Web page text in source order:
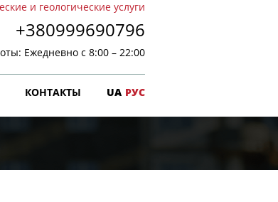
и геологические услуги
+380999690796
Ежедневно с 8:00 – 22:00
КОНТАКТЫ UA РУС